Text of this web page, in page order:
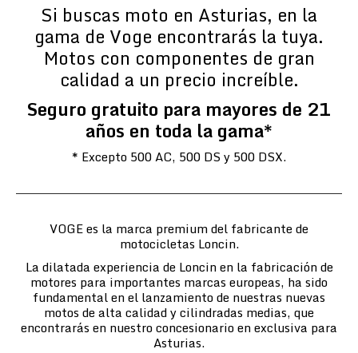
Si buscas moto en Asturias, en la
gama de Voge encontrarás la tuya.
Motos con componentes de gran
calidad a un precio increíble.
Seguro gratuito para mayores de 21
años en toda la gama*
* Excepto 500 AC, 500 DS y 500 DSX.
VOGE es la marca premium del fabricante de
motocicletas Loncin.
La dilatada experiencia de Loncin en la fabricación de
motores para importantes marcas europeas, ha sido
fundamental en el lanzamiento de nuestras nuevas
motos de alta calidad y cilindradas medias, que
encontrarás en nuestro concesionario en exclusiva para
Asturias.